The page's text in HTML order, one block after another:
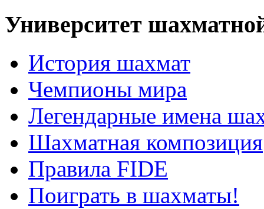
Университет
История шахмат
Чемпионы мира
Легендарные имена
Шахматная композиция
Правила FIDE
Поиграть в шахматы!